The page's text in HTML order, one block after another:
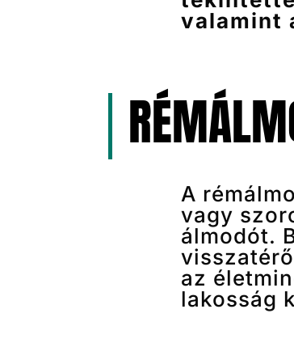
valamint
A
vagy
álmodót.
az
lakosság